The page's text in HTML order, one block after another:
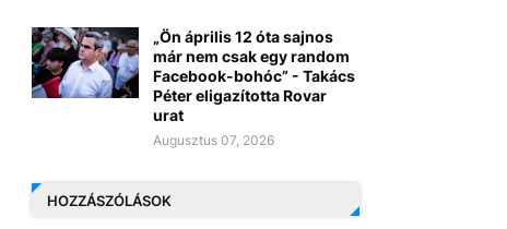
„Ön április 12 óta sajnos
már nem csak egy random
Facebook-bohóc” - Takács
Péter eligazította Rovar
urat
Augusztus 07, 2026
HOZZÁSZÓLÁSOK